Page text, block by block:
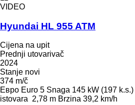
VIDEO
Hyundai HL 955 ATM
Cijena na upit
Prednji utovarivač
2024
Stanje novi
374 m/č
Евро Euro 5 Snaga 145 kW (197 k.s.)
istovara 2,78 m Brzina 39,2 km/h